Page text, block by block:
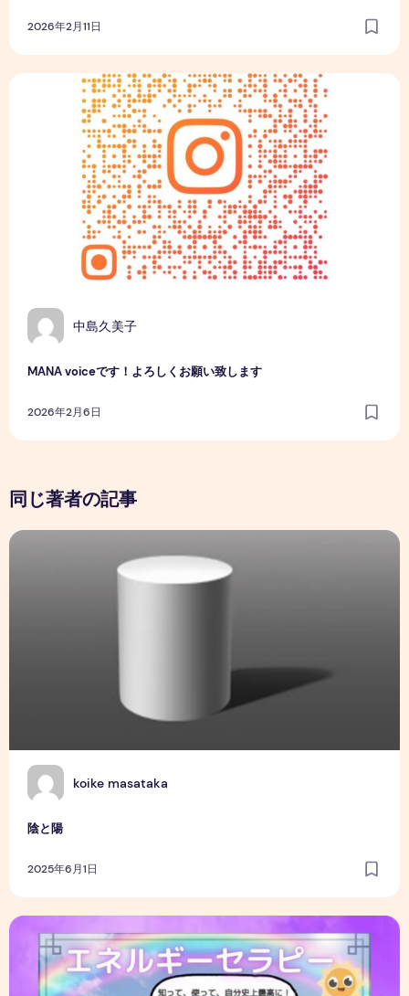
2026年2月11日
中島久美子
MANA voiceです！よろしくお願い致します
2026年2月6日
MANA voiceです！よろしくお願い致します
同じ著者の記事
K koike masataka
陰と陽
2025年6月1日
陰と陽
自己紹介